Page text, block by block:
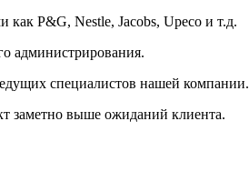
P&G, Nestle, Jacobs, Upeco и т.д.
администрирования.
специалистов нашей компании.
заметно выше ожиданий клиента.